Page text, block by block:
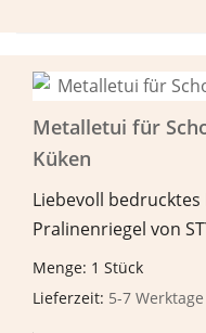
Metalletui für
Küken
Liebevoll
Pralinenriegel von
Menge: 1 Stück
Lieferzeit: 5-7